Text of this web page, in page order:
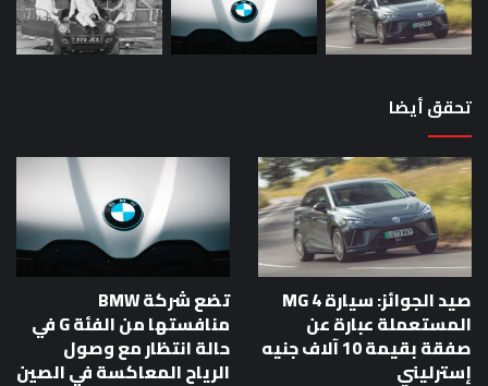
تحقق أيضا
صيد الجوائز: سيارة MG 4
المستعملة عبارة عن
صفقة بقيمة 10 آلاف جنيه
إسترليني
تضع شركة BMW
منافستها من الفئة G في
حالة انتظار مع وصول
الرياح المعاكسة في الصين